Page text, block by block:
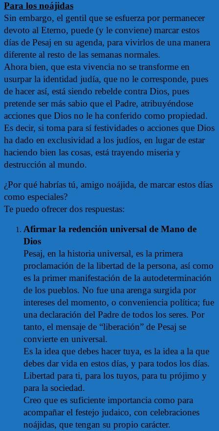
Para los noájidas
Sin embargo, el gentil que se esfuerza por permanecer
devoto al Eterno, puede (y le conviene) marcar estos
días de Pesaj en su agenda, para vivirlos de una manera
diferente al resto de las semanas normales.
Ahora bien, que esta vivencia no se transforme en
usurpar la identidad judía, que no le corresponde, pues
de hacer así, está siendo rebelde contra Dios, pues
pretende ser más sabio que el Padre, atribuyéndose
acciones que Dios no le ha conferido como propiedad.
Es decir, si toma para sí festividades o acciones que Dios
ha dado en exclusividad a los judíos, en lugar de estar
haciendo bien las cosas, está trayendo miseria y
destrucción al mundo.
¿Por qué habrías tú, amigo noájida, de marcar estos días
como especiales?
Te puedo ofrecer dos respuestas:
Afirmar la redención universal de Mano de
Dios
Pesaj, en la historia universal, es la primera
proclamación de la libertad de la persona, así como
es la primer manifestación de la autodeterminación
de los pueblos. No fue una arenga surgida por
intereses del momento, o conveniencia política; fue
una declaración del Padre de todos los seres. Por
tanto, el mensaje de “liberación” de Pesaj se
convierte en universal.
Es la idea que debes hacer tuya, es la idea a la que
debes dar vida en estos días, y para todos los días.
Libertad para ti, para los tuyos, para tu prójimo y
para la sociedad.
Creo que es suficiente importancia como para
acompañar el festejo judaico, con celebraciones
noájidas, que tengan su propio carácter.